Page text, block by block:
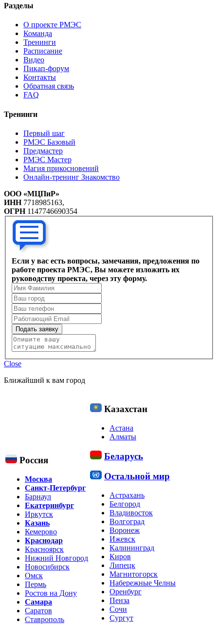
Разделы
О проекте РМЭС
Команда
Тренинги
Расписание
Видео
Пикап-форум
Контакты
Обратная связь
FAQ
Тренинги
Первый шаг
РМЭС Базовый
Предмастер
РМЭС Мастер
Магия прикосновений
Онлайн-тренинг Знакомство
ООО «МЦПиР»
ИНН7718985163,
ОГРН1147746690354
Если у вас есть вопросы, замечания, предложения по
работе проекта РМЭС, Вы можете изложить их
руководству проекта, через эту форму.
Подать заявку
Close
Ближайший к вам город
Россия
Москва
Санкт-Петербург
Барнаул
Екатеринбург
Иркутск
Казань
Кемерово
Краснодар
Красноярск
Нижний Новгород
Новосибирск
Омск
Пермь
Ростов на Дону
Самара
Саратов
Ставрополь
Казахстан
Астана
Алматы
Беларусь
Остальной мир
Астрахань
Белгород
Владивосток
Волгоград
Воронеж
Ижевск
Калининград
Киров
Липецк
Магнитогорск
Набережные Челны
Оренбург
Пенза
Сочи
Сургут